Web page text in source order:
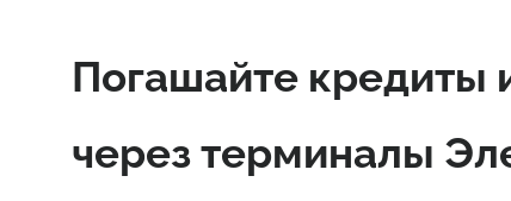
Погашайте кредиты
через терминалы